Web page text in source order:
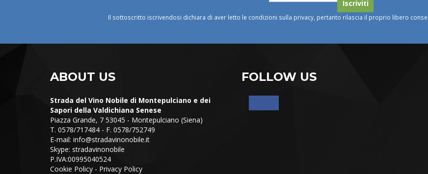
Il sottoscritto iscrivendosi dichiara di aver letto le condizioni sulla privacy, pertanto rilascia il proprio libero
ABOUT US
Strada del Vino Nobile di Montepulciano e dei
Sapori della Valdichiana Senese
Piazza Grande, 7 53045 - Montepulciano (Siena)
T. 0578/717484 - F. 0578/752749
E-mail: info@stradavinonobile.it
Skype: stradavinonobile
P.IVA:00995040524
Cookie Policy - Privacy Policy
FOLLOW US